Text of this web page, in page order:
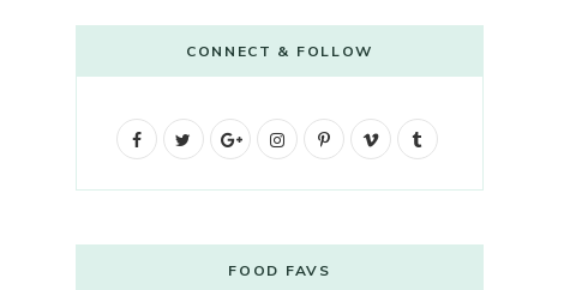
CONNECT & FOLLOW
F
G
g
I
t
P
V
FOOD FAVS